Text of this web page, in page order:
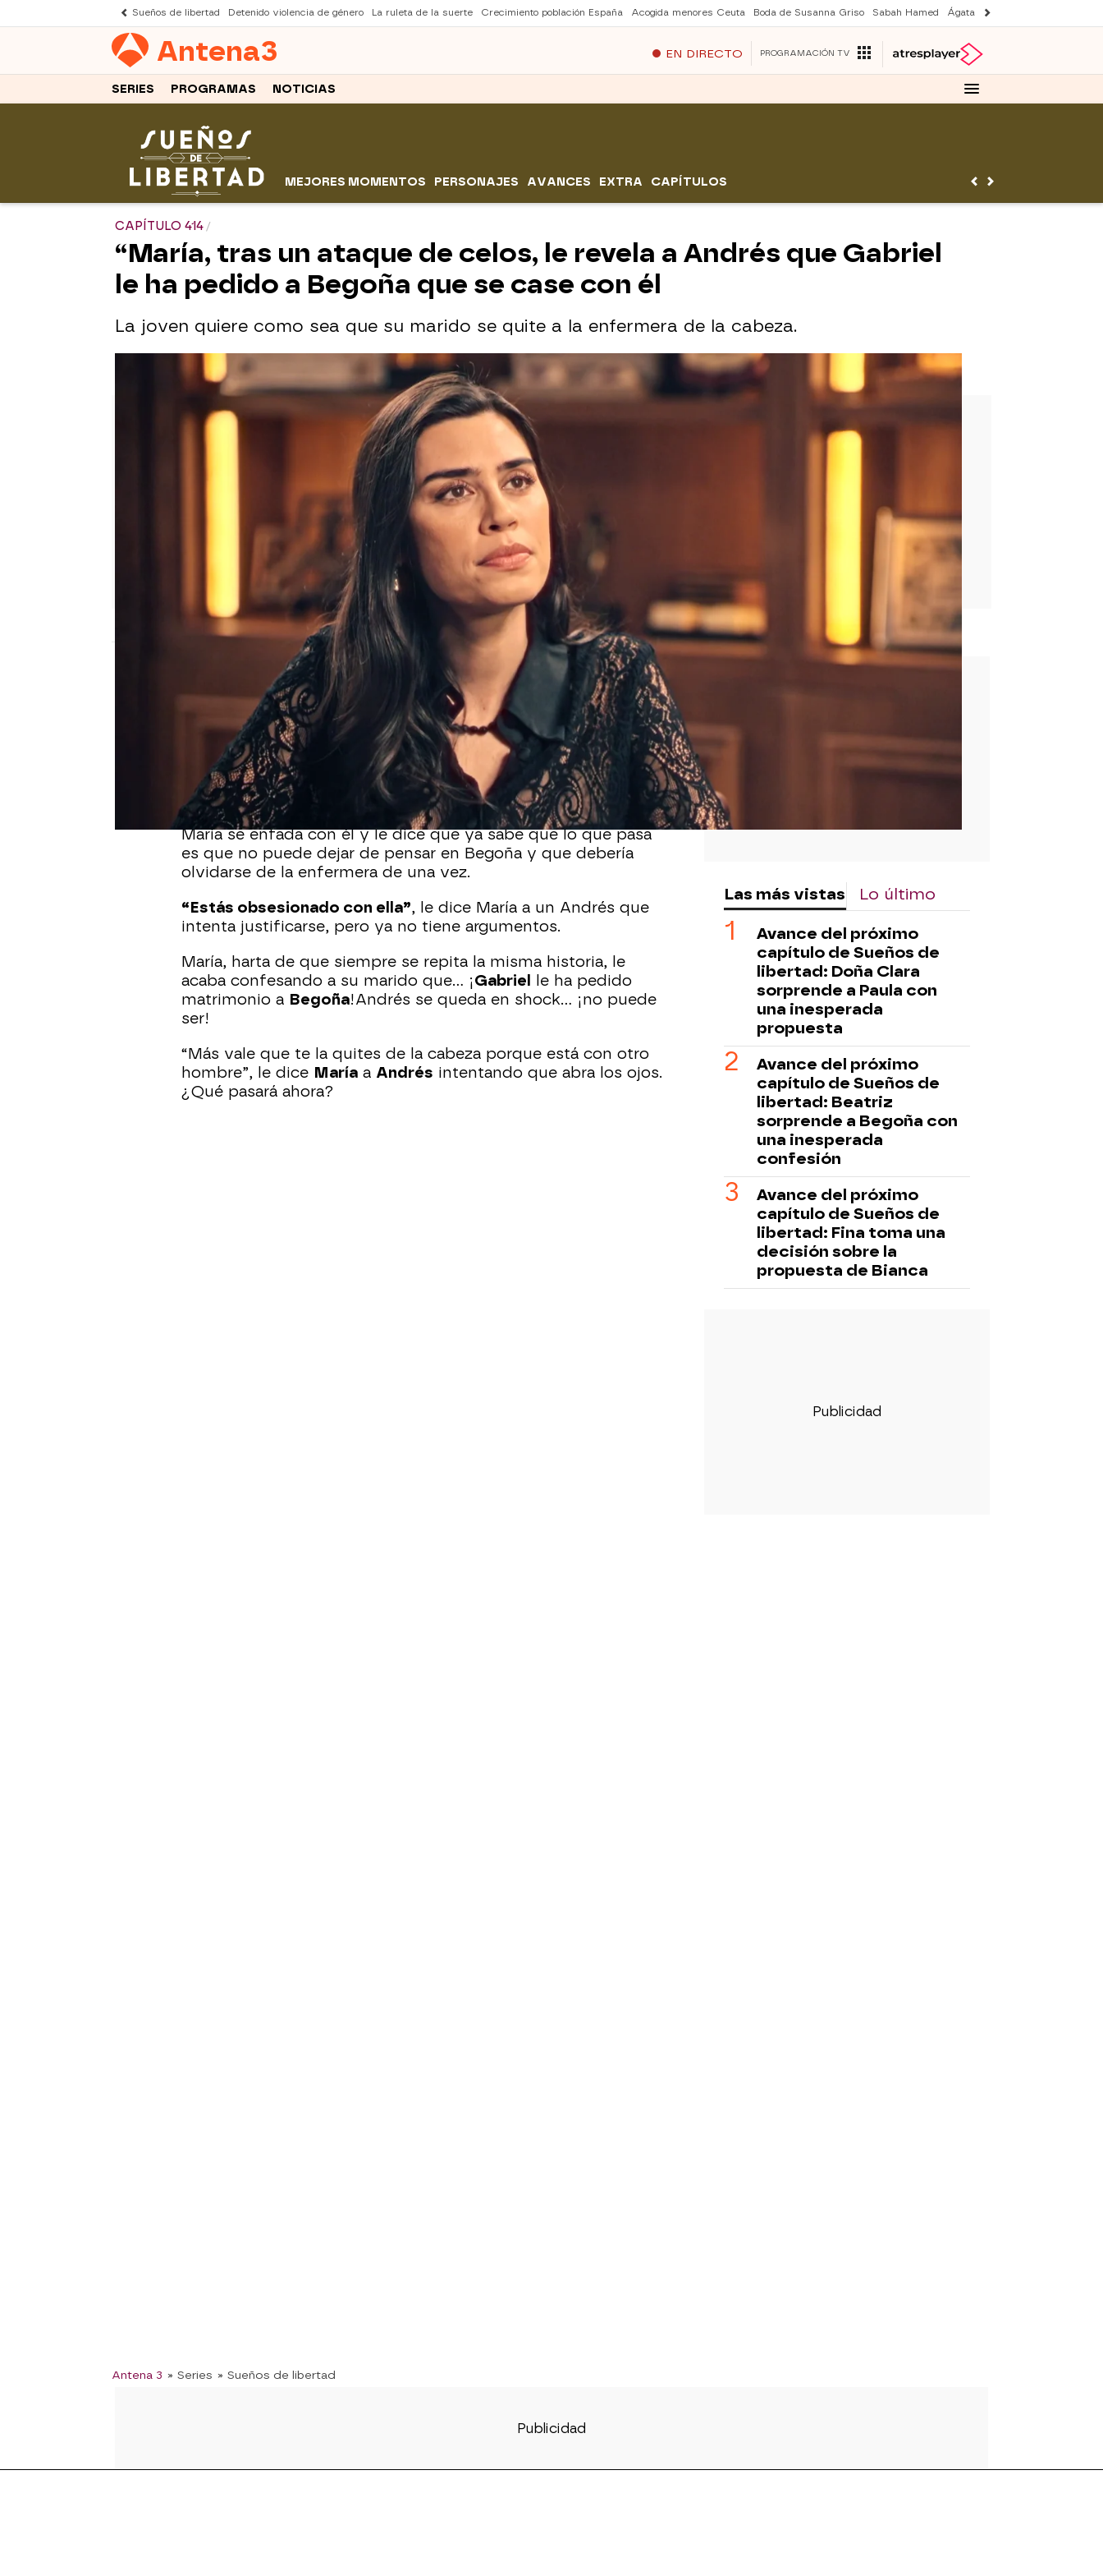
Sueños de libertad Detenido violencia de género La ruleta de la suerte Crecimiento población España Acogida menores Ceuta Boda de Susanna Griso Sabah Hamed Ágata y Lola
Antena3 EN DIRECTO PROGRAMACIÓN TV
SERIES PROGRAMAS NOTICIAS
MEJORES MOMENTOS PERSONAJES AVANCES EXTRA CAPÍTULOS
CAPÍTULO 414
“María, tras un ataque de celos, le revela a Andrés que Gabriel
le ha pedido a Begoña que se case con él
La joven quiere como sea que su marido se quite a la enfermera de la cabeza.
Gabriel sorprende a Begoña con una inesperada pedida de mano: “¿Quieres casarte conmigo?”
Publicado:14 de octubre de 2025, 16:20
WhatsappFacebook
X
Maríaquiere acercarse a Andrés y le dice a su marido que
podrían hacer planes juntos. Sin embargo,Andrésle responde
que tiene muchas cosas en la cabeza y que no tiene tiempo
para ella.
María se enfada con él y le dice que ya sabe que lo que pasa
es que no puede dejar de pensar en Begoña y que debería
olvidarse de la enfermera de una vez.
“Estás obsesionado con ella”, le dice María a un Andrés que
intenta justificarse, pero ya no tiene argumentos.
María, harta de que siempre se repita la misma historia, le
acaba confesando a su marido que… ¡Gabriel
le ha pedido
matrimonio a Begoña!Andrés se queda en shock… ¡no puede
ser!
“Más vale que te la quites de la cabeza porque está con otro
hombre”, le dice María a Andrés intentando que abra los ojos.
¿Qué pasará ahora?
Antena 3 » Series » Sueños de libertad
Las más vistas Lo último
Avance del próximo
capítulo de Sueños de
libertad: Doña Clara
sorprende a Paula con
una inesperada
propuesta
Avance del próximo
capítulo de Sueños de
libertad: Beatriz
sorprende a Begoña con
una inesperada
confesión
Avance del próximo
capítulo de Sueños de
libertad: Fina toma una
decisión sobre la
propuesta de Bianca